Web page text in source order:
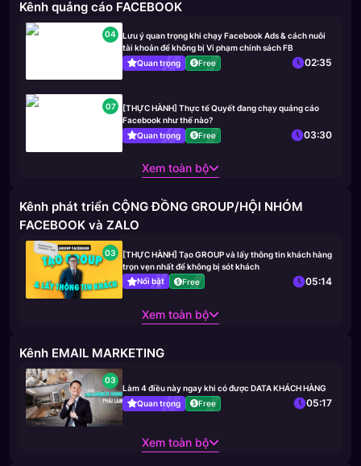
Kênh quảng cáo FACEBOOK
04
Lưu ý quan trọng khi chạy Facebook Ads & cách nuôi
tài khoản để không bị Vi phạm chính sách FB
Quan trọng
Free 02:35
07
[THỰC HÀNH] Thực tế Quyết đang chạy quảng cáo
Facebook như thế nào?
Quan trọng
Free 03:30
Xem toàn bộ
Kênh phát triển CỘNG ĐỒNG GROUP/HỘI NHÓM
FACEBOOK và ZALO
03
[THỰC HÀNH] Tạo GROUP và lấy thông tin khách hàng
trọn vẹn nhất để không bị sót khách
Nổi bật
Free 05:14
Xem toàn bộ
Kênh EMAIL MARKETING
03
Làm 4 điều này ngay khi có được DATA KHÁCH HÀNG
Quan trọng
Free 05:17
Xem toàn bộ